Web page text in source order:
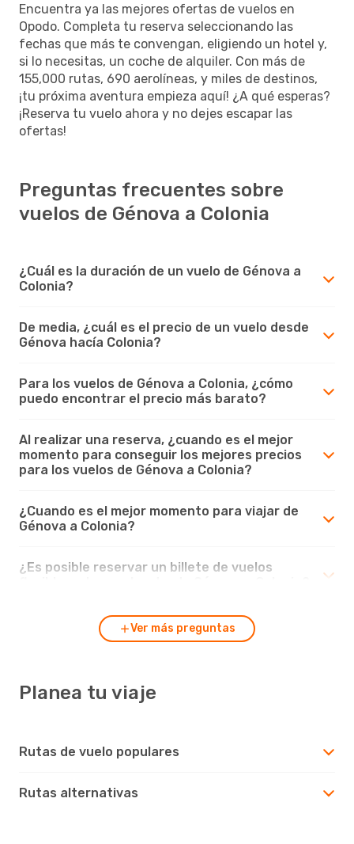
Encuentra ya las mejores ofertas de vuelos en
Opodo. Completa tu reserva seleccionando las
fechas que más te convengan, eligiendo un hotel y,
si lo necesitas, un coche de alquiler. Con más de
155,000 rutas, 690 aerolíneas, y miles de destinos,
¡tu próxima aventura empieza aquí! ¿A qué esperas?
¡Reserva tu vuelo ahora y no dejes escapar las
ofertas!
Preguntas frecuentes sobre
vuelos de Génova a Colonia
¿Cuál es la duración de un vuelo de Génova a
Colonia?
De media, ¿cuál es el precio de un vuelo desde
Génova hacía Colonia?
Para los vuelos de Génova a Colonia, ¿cómo
puedo encontrar el precio más barato?
Al realizar una reserva, ¿cuando es el mejor
momento para conseguir los mejores precios
para los vuelos de Génova a Colonia?
¿Cuando es el mejor momento para viajar de
Génova a Colonia?
¿Es posible reservar un billete de vuelos
Ver más preguntas
Planea tu viaje
Rutas de vuelo populares
Rutas alternativas